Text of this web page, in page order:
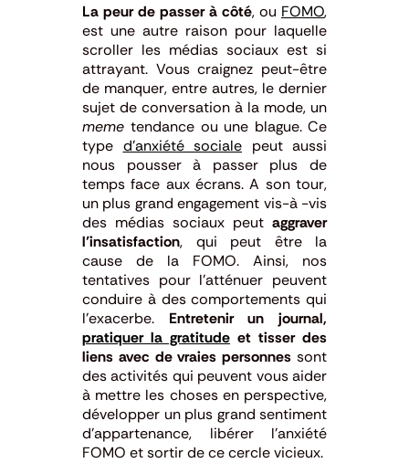
La peur de passer à côté, ou FOMO,
est une autre raison pour laquelle
scroller les médias sociaux est si
attrayant. Vous craignez peut-être
de manquer, entre autres, le dernier
sujet de conversation à la mode, un
memetendance ou une blague. Ce
type d’anxiété sociale peut aussi
nous pousser à passer plus de
temps face aux écrans. A son tour,
un plus grand engagement vis-à -vis
des médias sociaux peut aggraver
l’insatisfaction, qui peut être la
cause de la FOMO. Ainsi, nos
tentatives pour l’atténuer peuvent
conduire à des comportements qui
l’exacerbe. Entretenir un journal,
pratiquer la gratitude et tisser des
liens avec de vraies personnes sont
des activités qui peuvent vous aider
à mettre les choses en perspective,
développer un plus grand sentiment
d’appartenance, libérer l’anxiété
FOMO et sortir de ce cercle vicieux.